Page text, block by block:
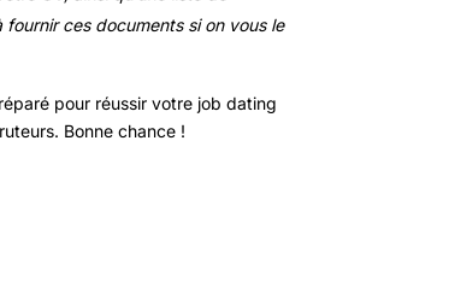
ces documents si on vous le
pour réussir votre job dating
Bonne chance !